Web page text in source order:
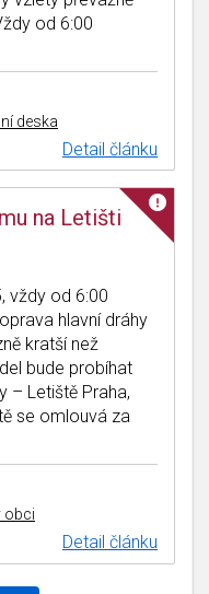
od 6:00
deska
Detail článku
na Letišti
vždy od 6:00
hlavní dráhy
kratší než
bude probíhat
– Letiště Praha,
se omlouvá za
obci
Detail článku